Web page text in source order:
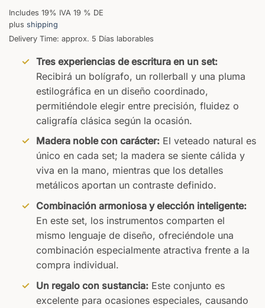
Includes 19% IVA 19 % DE
plus shipping
Delivery Time: approx. 5 Días laborables
Tres experiencias de escritura en un set:
Recibirá un bolígrafo, un rollerball y una pluma
estilográfica en un diseño coordinado,
permitiéndole elegir entre precisión, fluidez o
caligrafía clásica según la ocasión.
Madera noble con carácter:El veteado natural es
único en cada set; la madera se siente cálida y
viva en la mano, mientras que los detalles
metálicos aportan un contraste definido.
Combinación armoniosa y elección inteligente:
En este set, los instrumentos comparten el
mismo lenguaje de diseño, ofreciéndole una
combinación especialmente atractiva frente a la
compra individual.
Un regalo con sustancia:Este conjunto es
excelente para ocasiones especiales, causando